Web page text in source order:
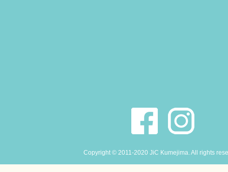
Copyright © 2011-2020 JiC Kumejima. All rights